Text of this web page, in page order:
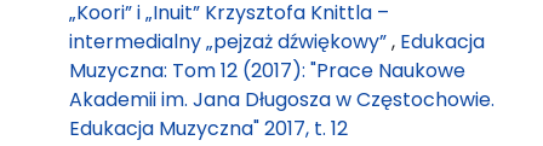
„Koori” i „Inuit” Krzysztofa Knittla –
intermedialny „pejzaż dźwiękowy”, Edukacja
Muzyczna: Tom 12 (2017): "Prace Naukowe
Akademii im. Jana Długosza w Częstochowie.
Edukacja Muzyczna" 2017, t. 12